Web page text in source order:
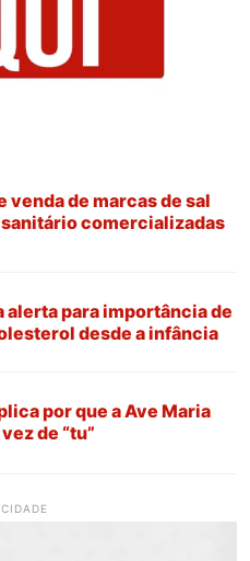
venda de marcas de sal
comercializadas
para importância de
desde a infância
por que a Ave Maria
de “tu”